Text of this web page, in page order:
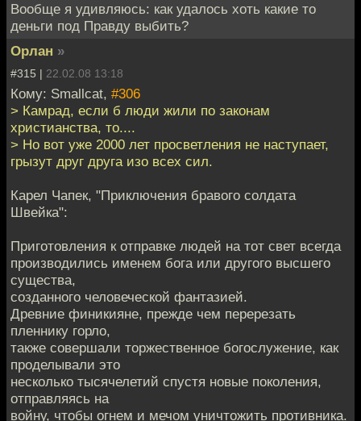
Вообще я удивляюсь: как удалось хоть какие то
деньги под Правду выбить?
Орлан »
#315 | 22.02.08 13:18
Кому: Smallcat, #306
> Камрад, если б люди жили по законам
христианства, то....
> Но вот уже 2000 лет просветления не наступает,
грызут друг друга изо всех сил.
Карел Чапек, "Приключения бравого солдата
Швейка":
Приготовления к отправке людей на тот свет всегда
производились именем бога или другого высшего
существа,
созданного человеческой фантазией.
Древние финикияне, прежде чем перерезать
пленнику горло,
также совершали торжественное богослужение, как
проделывали это
несколько тысячелетий спустя новые поколения,
отправляясь на
войну, чтобы огнем и мечом уничтожить противника.